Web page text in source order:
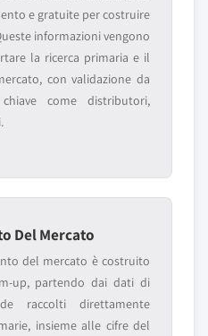
e gratuite per costruire
informazioni vengono
la ricerca primaria e il
con validazione da
come distributori,
Del Mercato
del mercato è costruito
up, partendo dai dati di
raccolti direttamente
insieme alle cifre del